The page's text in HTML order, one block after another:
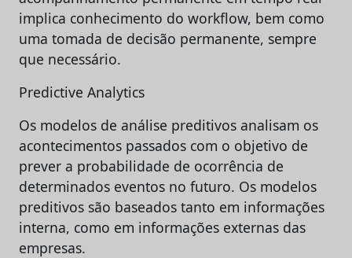
implica conhecimento do workflow, bem como
uma tomada de decisão permanente, sempre
que necessário.
Predictive Analytics
Os modelos de análise preditivos analisam os
acontecimentos passados com o objetivo de
prever a probabilidade de ocorrência de
determinados eventos no futuro. Os modelos
preditivos são baseados tanto em informações
interna, como em informações externas das
empresas.